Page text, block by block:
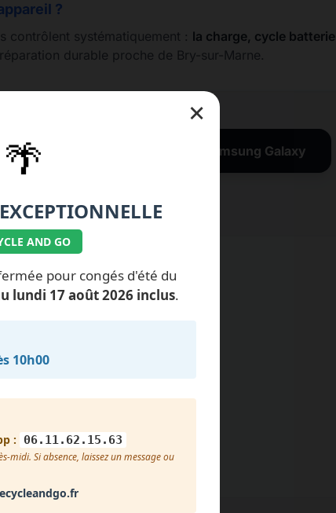
?
contrôlent systématiquement : la charge, cycle batterie
durable proche de Bry-sur-Marne.
💰 Nos tarifs réparation Samsung Galaxy
CONFIANCE
d'avis
×
🌴
AND GO
pour congés d'été du
lundi 17 août 2026 inclus.
10h00
: 06.11.62.15.63
midi. Si absence, laissez un message ou